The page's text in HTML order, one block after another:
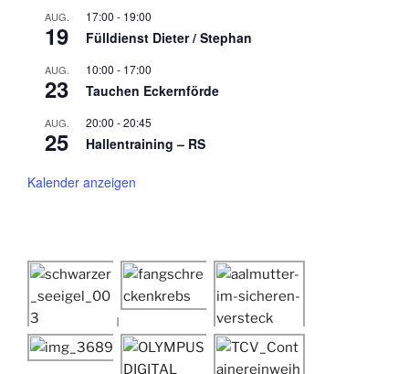
AUG.
19
17:00 - 19:00
Fülldienst Dieter / Stephan
AUG.
23
10:00 - 17:00
Tauchen Eckernförde
AUG.
25
20:00 -20:45
Hallentraining – RS
Kalender anzeigen